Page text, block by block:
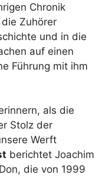
Chronik
Zuhörer
und in die
auf einen
Führung mit ihm
als die
Stolz der
Werft
berichtet Joachim
die von 1999